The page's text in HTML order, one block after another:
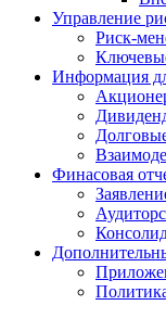
Управление
Риск-
Информация
Финасовая